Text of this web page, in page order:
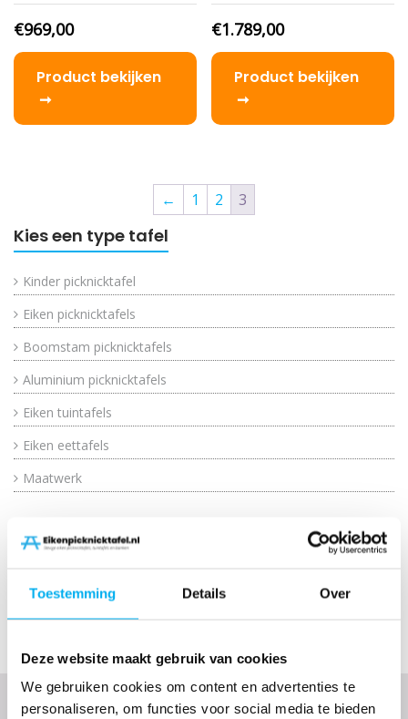
Toestemming Details Over
Deze website maakt gebruik van cookies
We gebruiken cookies om content en advertenties te
personaliseren, om functies voor social media te bieden
€969,00
Product bekijken
€1.789,00
Product bekijken
← 1 2 3
Kies een type tafel
Kinder picknicktafel
Eiken picknicktafels
Boomstam picknicktafels
Aluminium picknicktafels
Eiken tuintafels
Eiken eettafels
Maatwerk
Bezorging in Nederland en België
Maatwerk en montage op locatie mogelijk
✓Handgemaakt in Nederland